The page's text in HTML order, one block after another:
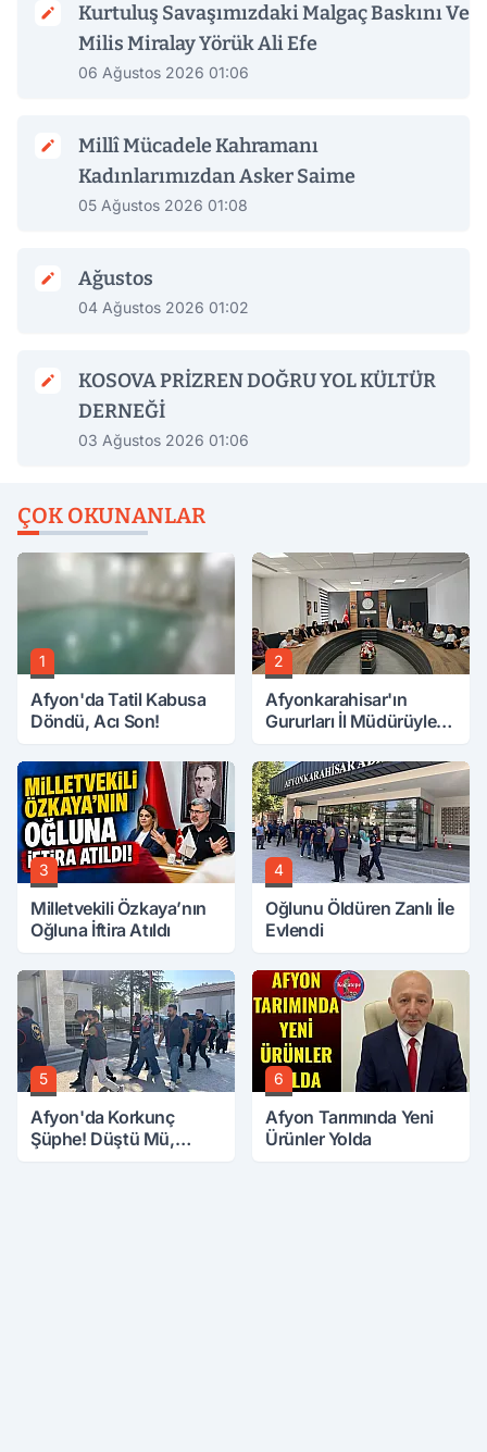
Kurtuluş Savaşımızdaki Malgaç Baskını Ve
Milis Miralay Yörük Ali Efe
06 Ağustos 2026 01:06
Millî Mücadele Kahramanı
Kadınlarımızdan Asker Saime
05 Ağustos 2026 01:08
Ağustos
04 Ağustos 2026 01:02
KOSOVA PRİZREN DOĞRU YOL KÜLTÜR
DERNEĞİ
03 Ağustos 2026 01:06
ÇOK OKUNANLAR
1
Afyon'da Tatil Kabusa
Döndü, Acı Son!
2
Afyonkarahisar'ın
Gururları İl Müdürüyle
3
Milletvekili Özkaya’nın
Oğluna İftira Atıldı
4
Oğlunu Öldüren Zanlı İle
Evlendi
5
Afyon'da Korkunç
Şüphe! Düştü Mü,
6
Afyon Tarımında Yeni
Ürünler Yolda